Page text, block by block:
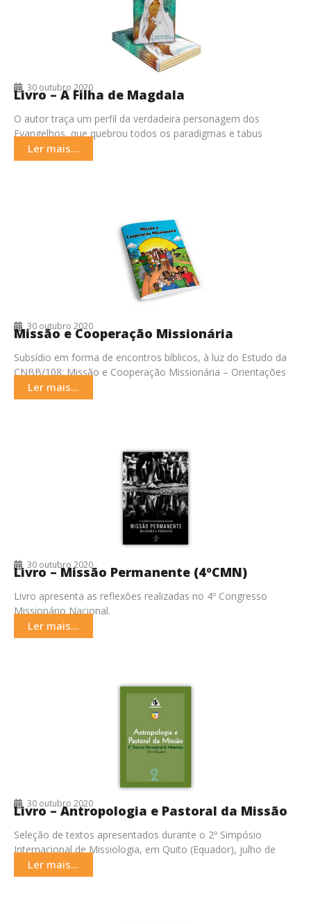
30 outubro 2020
Livro – A Filha de Magdala
O autor traça um perfil da verdadeira personagem dos
Evangelhos, que quebrou todos os paradigmas e tabus
existentes na época.
Ler mais...
30 outubro 2020
Missão e Cooperação Missionária
Subsídio em forma de encontros bíblicos, à luz do Estudo da
CNBB/108: Missão e Cooperação Missionária – Orientações
para a animação missionária da Igreja
Ler mais...
30 outubro 2020
Livro – Missão Permanente (4ºCMN)
Livro apresenta as reflexões realizadas no 4º Congresso
Missionário Nacional.
Ler mais...
30 outubro 2020
Livro – Antropologia e Pastoral da Missão
Seleção de textos apresentados durante o 2º Simpósio
Internacional de Missiologia, em Quito (Equador), julho de
2017.Ler mais...